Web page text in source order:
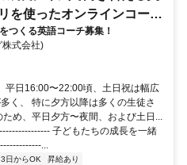
を使ったオンラインコーチ
つくる英語コーチ募集！
株式会社)
平日16:00〜22:00頃、土日祝は幅広
く、 特に夕方以降は多くの生徒さ
め、平日夕方〜夜間、および土日...
子どもたちの成長を一緒
...
日からOK 昇給あり